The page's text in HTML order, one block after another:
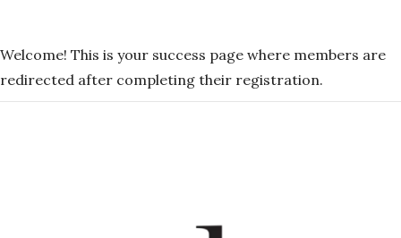
Welcome! This is your success page where members are
redirected after completing their registration.